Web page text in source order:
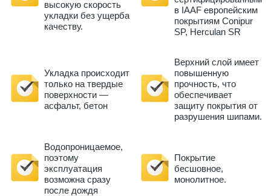
высокую скорость
укладки без ущерба
качеству.
в IAAF европейским
покрытиям Сonipur
SP, Herculan SR
Укладка происходит
только на твердые
поверхности —
асфальт, бетон
Верхний слой имеет
повышенную
прочность, что
обеспечивает
защиту покрытия от
разрушения шипами.
Водопроницаемое,
поэтому
эксплуатация
возможна сразу
после дождя
Покрытие
бесшовное,
монолитное.